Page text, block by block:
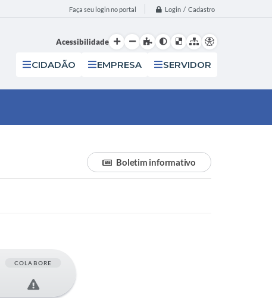
Faça seu login no portal Login / Cadastro
Acessibilidade
CIDADÃO EMPRESA SERVIDOR
Boletim informativo
COLABORE